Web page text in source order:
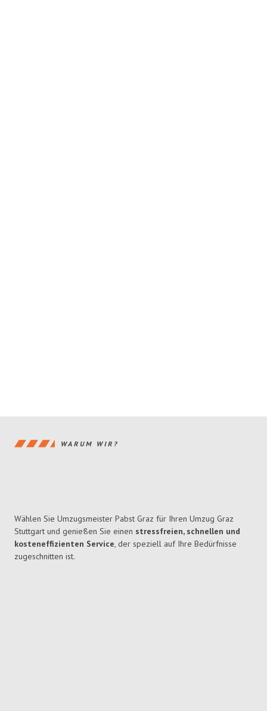
WARUM WIR?
Wählen Sie Umzugsmeister Pabst Graz für Ihren Umzug Graz
Stuttgart und genießen Sie einen stressfreien, schnellen und
kosteneffizienten Service, der speziell auf Ihre Bedürfnisse
zugeschnitten ist.